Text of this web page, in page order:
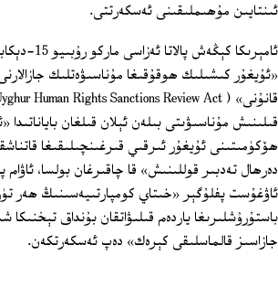
ئىنتايىن مۇھىملىقىنى ئەسكەرتتى.
ئامېرىكا كېڭەش پالاتا
«ئۇيغۇر كىشىلىك ھوقۇقىغا مۇناسىۋەتلىك
قىلىنىش مۇناسىۋىتى بىلەن ئېلان قىلغان باياناتىدا
ھۆكۈمىتىنى ئۇيغۇر ئىرقىي قىرغىنچىلىقىغا
دەرھال تەدبىر قوللىنىش» قا چاقىرغان بولسا، ئاۋام
ئاۋغۇست پفلۇگېر «خىتاي كومپارتىيەسىنىڭ ھەر
باستۇرۇشلىرىغا ياردەم قىلىۋاتقان بۇنداق تېخنىكا
جازاسىز قالماسلىقى كېرەك» دەپ ئەسكەرتكەن.